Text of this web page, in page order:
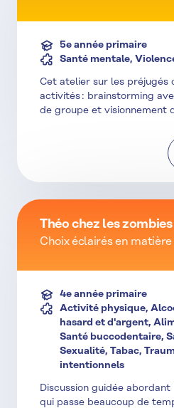
5e année primaire
Santé mentale,
Cet atelier sur les préjugés
activités : brainstorming
de groupe et visionnement
Théo chez les zombies
Choix éclairés en
4e année primaire
Activité physique,
hasard et d'argent,
Santé buccodentaire,
Sexualité, Tabac,
intentionnels
Discussion guidée abordant
qui passe beaucoup de